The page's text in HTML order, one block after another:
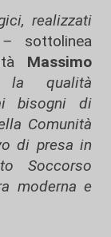
realizzati
– sottolinea
Massimo
qualità
bisogni di
Comunità
di presa in
Soccorso
moderna e